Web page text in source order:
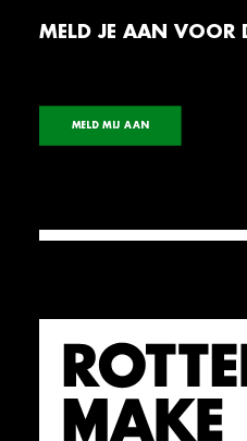
MELD JE AAN VOOR
MELD MIJ AAN